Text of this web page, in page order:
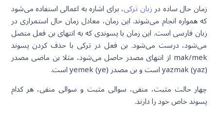
زمان حال ساده درزبان ترکی، برای اشاره به اعمالی استفاده می‌شود
که همواره انجام می‌شوند. این زمان، معادل زمان حال استمراری در
زبان فارسی است. این زمان با پسوندی که به انتهای بن فعل متصل
می‌شود، درست می‌شود. بن فعل در ترکی با حذف کردن پسوند
mak/mek از انتهای مصدر حاصل می‌شود، مثلا بن ماضی مصدر
(yazmak (yaz است و بن مصدر (yemek (ye است.
چهار حالت مثبت، منفی، سوالی مثبت و سوالی منفی، هر کدام
پسوند خاص خود را دارند.